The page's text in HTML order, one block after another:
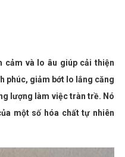
cảm và lo âu giúp cải thiện
phúc, giảm bớt lo lắng căng
lượng làm việc tràn trề. Nó
một số hóa chất tự nhiên